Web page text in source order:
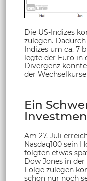
Die US-Indizes
zulegen.
Indizes um ca. 7
legte der Euro in
Divergenz
der
Ein
Am 27. Juli
Nasdaq100 sein
folgten etwas
Dow Jones in
Folge zulegen
schon nur noch